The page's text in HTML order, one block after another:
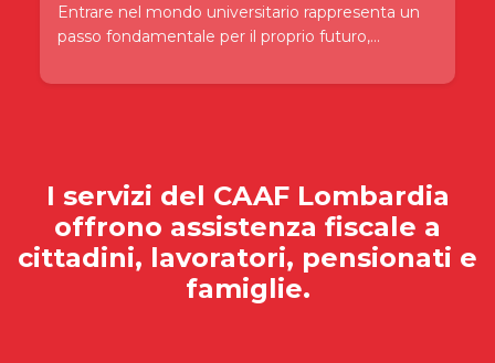
Entrare nel mondo universitario rappresenta un
passo fondamentale per il proprio futuro,...
I servizi del CAAF Lombardia
offrono assistenza fiscale a
cittadini, lavoratori, pensionati e
famiglie.